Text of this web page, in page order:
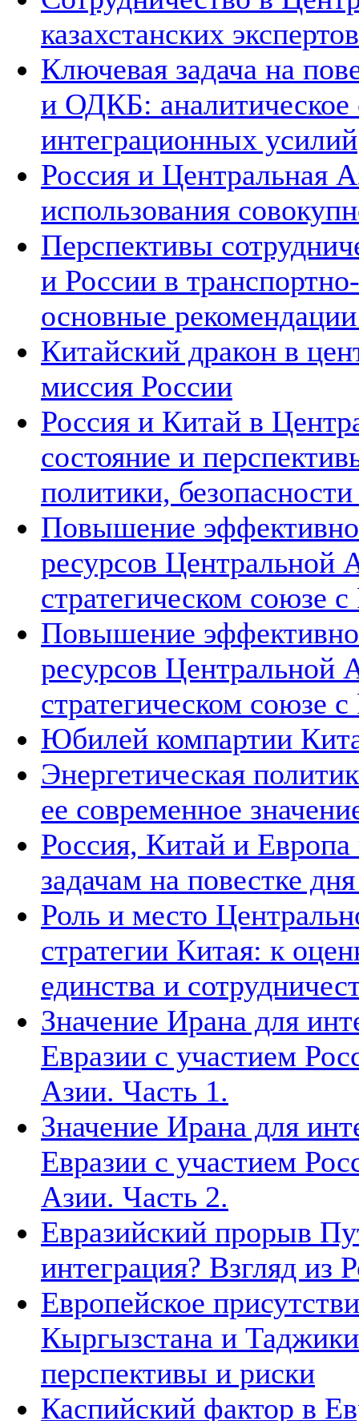
казахстанских экспертов
Ключевая задача на
и ОДКБ: аналитическое
интеграционных усилий
Россия и Центральная
использования
Перспективы
и России в
основные
Китайский дракон в
миссия России
Россия и Китай в
состояние и
политики,
Повышение
ресурсов Центральной
стратегическом союзе
Повышение
ресурсов Центральной
стратегическом союзе
Юбилей компартии
Энергетическая
ее современное
Россия, Китай и
задачам на повестке
Роль и место
стратегии Китая: к
единства и
Значение Ирана для
Евразии с участием
Азии. Часть 1.
Значение Ирана для
Евразии с участием
Азии. Часть 2.
Евразийский прорыв
интеграция? Взгляд из
Европейское
Кыргызстана и
перспективы и риски
Каспийский фактор в